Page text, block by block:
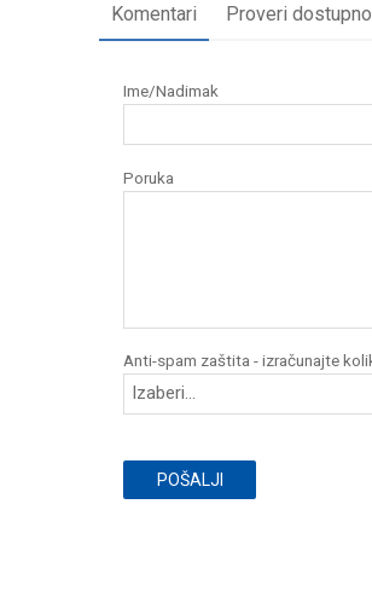
Komentari Proveri
Ime/Nadimak
Poruka
Anti-spam zaštita - izračunajte
POŠALJI